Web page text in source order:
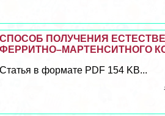
СПОСОБ ПОЛУЧЕНИЯ
ФЕРРИТНО–МАРТЕНСИТНОГО
Статья в формате PDF 154 KB...